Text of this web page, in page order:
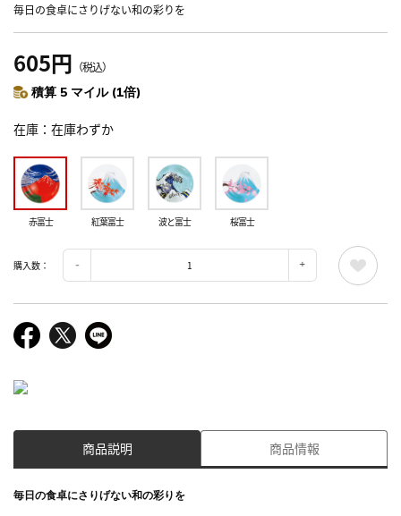
毎日の食卓にさりげない和の彩りを
605円 （税込）
積算 5 マイル (1倍)
在庫 在庫わずか
赤富士 紅葉富士 波と富士 桜富士
購入数：
商品説明 商品情報
毎日の食卓にさりげない和の彩りを